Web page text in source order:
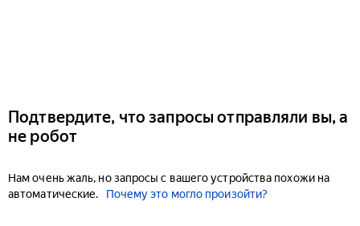
Подтвердите, что запросы отправляли вы, а
не робот
Нам очень жаль, но запросы с вашего устройства похожи на
автоматические.
Почему это могло произойти?